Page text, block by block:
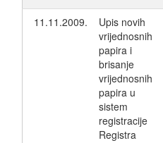
11.11.2009.
Upis novih
vrijednosnih
papira i
brisanje
vrijednosnih
papira u
sistem
registracije
Registra